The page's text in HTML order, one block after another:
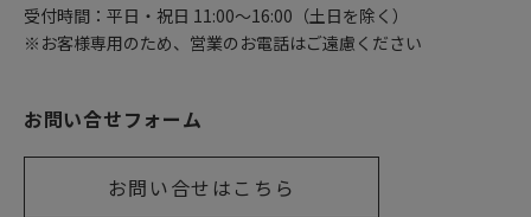
受付時間：平日・祝日 11:00〜16:00（土日を除く）
※お客様専用のため、営業のお電話はご遠慮ください
お問い合せフォーム
お問い合せはこちら